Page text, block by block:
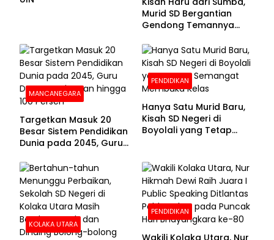
Murid SD Bergantian
Gendong Temannya
Sekolah
MANCANEGARA
Targetkan Masuk 20
Besar Sistem Pendidikan
Dunia pada 2045, Guru
100 Persen
PENDIDIKAN
Hanya Satu Murid Baru,
Kisah SD Negeri di
Boyolali yang Tetap
KOLAKA UTARA
PENDIDIKAN
Wakili Kolaka Utara, Nur